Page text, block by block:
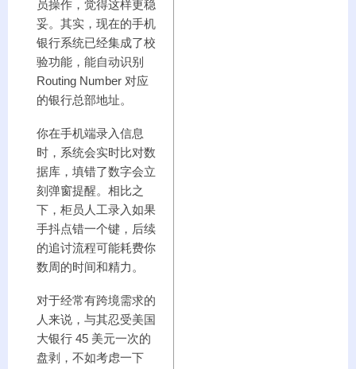
员操作，觉得这样更稳
妥。其实，现在的手机
银行系统已经集成了校
验功能，能自动识别
Routing Number 对应
的银行总部地址。
你在手机端录入信息
时，系统会实时比对数
据库，填错了数字会立
刻弹窗提醒。相比之
下，柜员人工录入如果
手抖点错一个键，后续
的追讨流程可能耗费你
数周的时间和精力。
对于经常有跨境需求的
人来说，与其忍受美国
大银行 45 美元一次的
盘剥，不如考虑一下